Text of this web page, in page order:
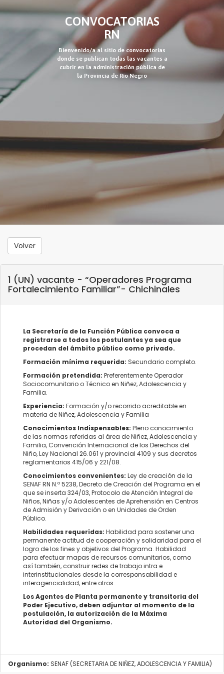
CONVOCATORIAS
RN
Bienvenido/a al sitio de convocatorias
donde se publican todas las vacantes a
cubrir en la administración pública de
la Provincia de Río Negro
Volver
1 (UN) vacante - “Operadores Programa
Fortalecimiento Familiar”- Chichinales
La Secretaría de la Función Pública convoca a
registrarse a todos los postulantes ya sea que
procedan del ámbito público como privado.
Formación mínima requerida: Secundario completo.
Formación pretendida: Preferentemente Operador
Sociocomunitario o Técnico en Niñez, Adolescencia y
Familia.
Experiencia: Formación y/o recorrido acreditable en
materia de Niñez, Adolescencia y Familia
Conocimientos Indispensables: Pleno conocimiento
de las normas referidas al área de Niñez, Adolescencia y
Familia, Convención Internacional de los Derechos del
Niño, Ley Nacional 26.061 y provincial 4109 y sus decretos
reglamentarios 415/06 y 221/08.
Conocimientos convenientes: Ley de creación de la
SENAF RN N.º 5238, Decreto de Creación del Programa en el
que se inserta 324/03, Protocolo de Atención Integral de
Niños, Niñas y/o Adolescentes de Aprehensión en Centros
de Admisión y Derivación o en Unidades de Orden
Público.
Habilidades requeridas: Habilidad para sostener una
permanente actitud de cooperación y solidaridad para el
logro de los fines y objetivos del Programa. Habilidad
para efectuar mapas de recursos comunitarios, como
así también, construir redes de trabajo intra e
interinstitucionales desde la corresponsabilidad e
interagencialidad, entre otros.
Los Agentes de Planta permanente y transitoria del
Poder Ejecutivo, deben adjuntar al momento de la
postulación, la autorización de la Máxima
Autoridad del Organismo.
Organismo: SENAF (SECRETARIA DE NIÑEZ, ADOLESCENCIA Y FAMILIA)